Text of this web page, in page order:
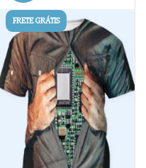
FRETE GRÁTIS